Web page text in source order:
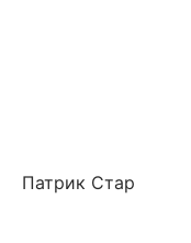
Патрик Стар